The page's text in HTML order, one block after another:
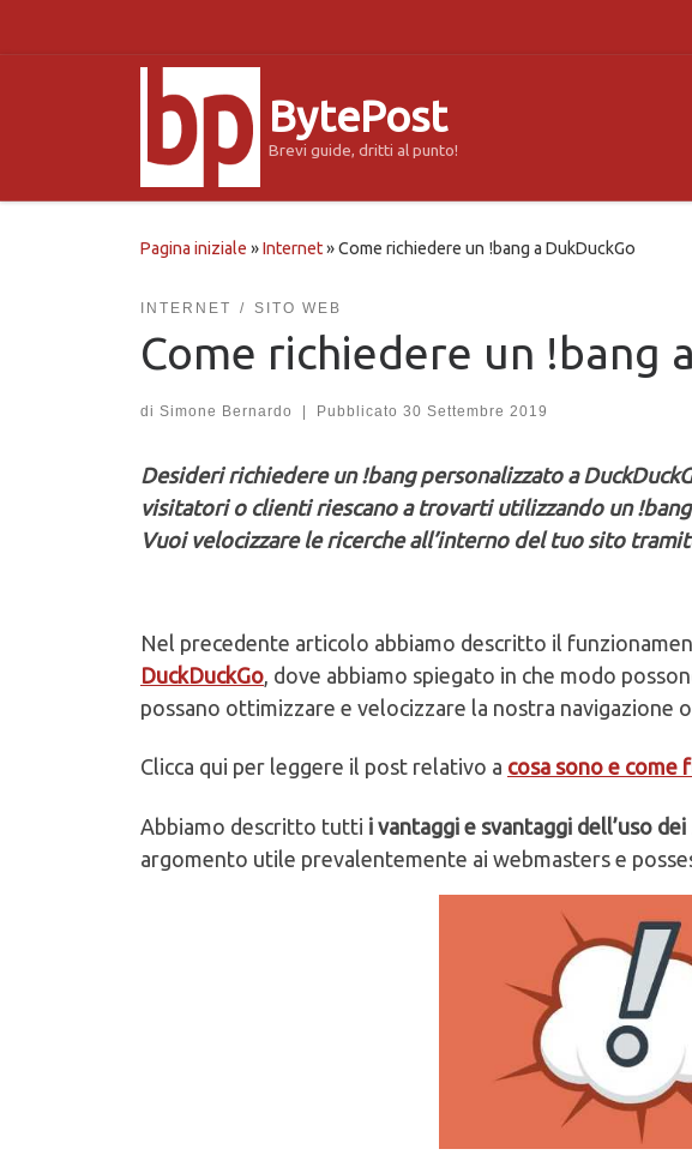
BytePost
Brevi guide, dritti al punto!
Pagina iniziale »Internet»Come richiedere un !bang a DukDuckGo
INTERNET SITO WEB
Come richiedere un !bang
di Simone Bernardo Pubblicato 30 Settembre 2019
Desideri richiedere un !bang personalizzato a
visitatori o clienti riescano a trovarti utilizzando un
Vuoi velocizzare le ricerche all’interno del tuo sito
Nel precedente articolo abbiamo descritto il
DuckDuckGo , dove abbiamo spiegato in che modo
possano ottimizzare e velocizzare la nostra navigazione
Clicca qui per leggere il post relativo a cosa sono e come
Abbiamo descritto tutti i vantaggi e svantaggi dell’uso dei
argomento utile prevalentemente ai webmasters e